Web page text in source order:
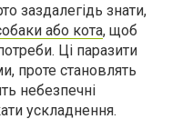
заздалегідь знати,
або кота, щоб
Ці паразити
проте становлять
небезпечні
ускладнення.